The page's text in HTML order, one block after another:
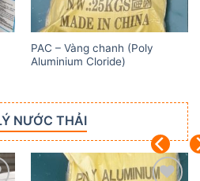
PAC – Vàng chanh (Poly
Aluminium Cloride)
NƯỚC THẢI